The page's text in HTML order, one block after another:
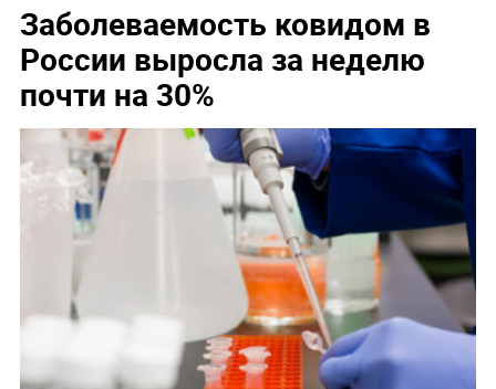
Заболеваемость ковидом в
России выросла за неделю
почти на 30%